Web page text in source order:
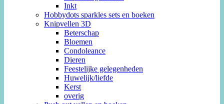
Inkt
Hobbydots sparkles sets en boeken
Knipvellen 3D
Beterschap
Bloemen
Condoleance
Dieren
Feestelijke gelegenheden
Huwelijk/liefde
Kerst
overig